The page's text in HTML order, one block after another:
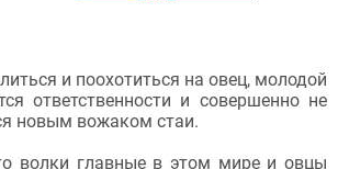
и поохотиться на овец, молодой
ответственности и совершенно не
новым вожаком стаи.
волки главные в этом мире и овцы